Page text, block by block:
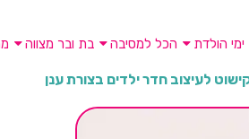
ימי הולדת הכל למסיבה בת ובר מצווה
לעיצוב חדר ילדים בצורת ענן